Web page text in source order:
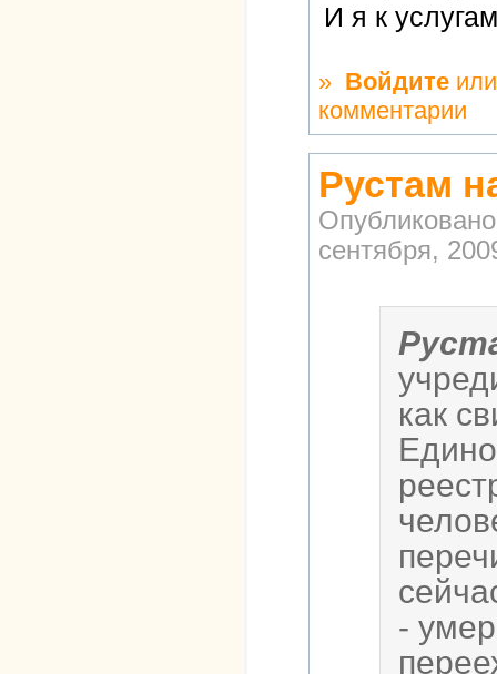
И я к
» Войдите
комментарии
Рустам
сентября,
как
-